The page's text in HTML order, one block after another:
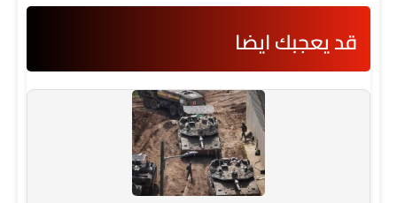
قد يعجبك ايضا